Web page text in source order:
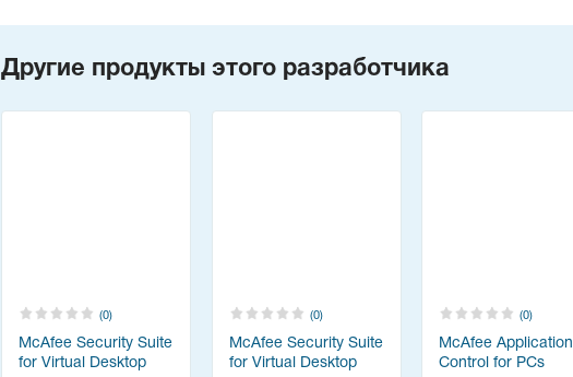
Другие продукты этого разработчика
(0)
McAfee Security Suite
for Virtual Desktop
(0)
McAfee Security Suite
for Virtual Desktop
(0)
McAfee Application
Control for PCs